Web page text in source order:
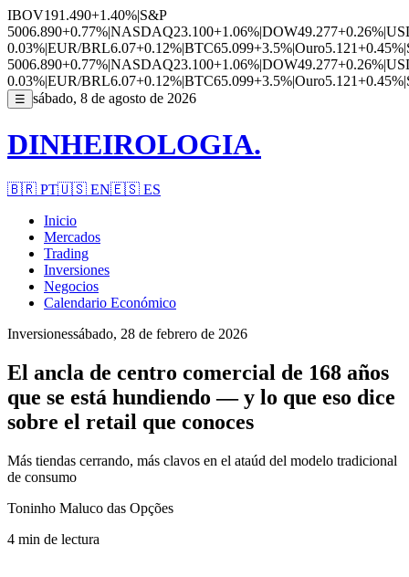
IBOV191.490+1.40%|S&P
5006.890+0.77%|NASDAQ23.100+1.06%|DOW49.277+0.26%|
0.03%|EUR/BRL6.07+0.12%|BTC65.099+3.5%|Ouro5.121+0.45%|
5006.890+0.77%|NASDAQ23.100+1.06%|DOW49.277+0.26%|
0.03%|EUR/BRL6.07+0.12%|BTC65.099+3.5%|Ouro5.121+0.45%|
☰ sábado, 8 de agosto de 2026
DINHEIROLOGIA.
🇧🇷 PT🇺🇸 EN🇪🇸 ES
Inicio
Mercados
Trading
Inversiones
Negocios
Calendario Económico
Inversionessábado, 28 de febrero de 2026
El ancla de centro comercial de 168 años
que se está hundiendo — y lo que eso dice
sobre el retail que conoces
Más tiendas cerrando, más clavos en el ataúd del modelo tradicional
de consumo
Toninho Maluco das Opções
4 min de lectura